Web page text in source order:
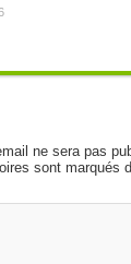
ne sera pas
sont marqués